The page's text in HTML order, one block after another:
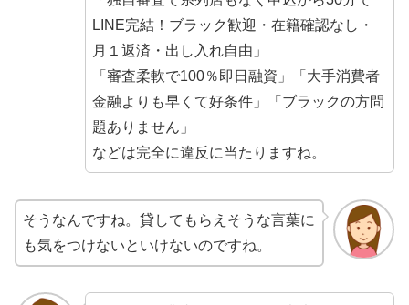
LINE完結！ブラック歓迎・在籍確認なし・
月１返済・出し入れ自由」
「審査柔軟で100％即日融資」「大手消費者
金融よりも早くて好条件」「ブラックの方問
題ありません」
などは完全に違反に当たりますね。
そうなんですね。貸してもらえそうな言葉に
も気をつけないといけないのですね。